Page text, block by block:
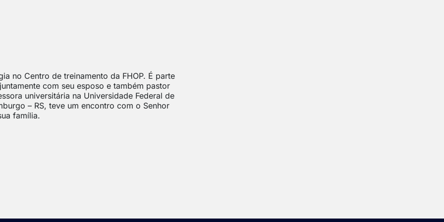
no Centro de treinamento da FHOP. É parte
com seu esposo e também pastor
universitária na Universidade Federal de
– RS, teve um encontro com o Senhor
família.